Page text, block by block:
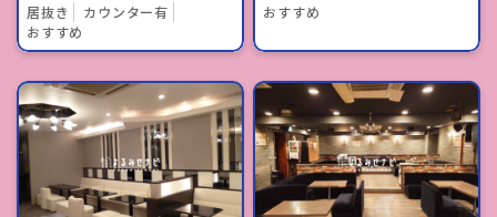
居抜き
カウンター有
おすすめ
おすすめ